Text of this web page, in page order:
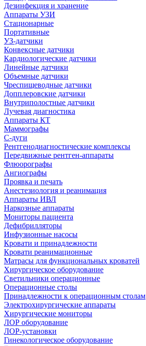
Дезинфекция и хранение
Аппараты УЗИ
Стационарные
Портативные
УЗ-датчики
Конвексные датчики
Кардиологические датчики
Линейные датчики
Объемные датчики
Чреспищеводные датчики
Допплеровские датчики
Внутриполостные датчики
Лучевая диагностика
Аппараты КТ
Маммографы
С-дуги
Рентгенодиагностические комплексы
Передвижные рентген-аппараты
Флюорографы
Ангиографы
Проявка и печать
Анестезиология и реанимация
Аппараты ИВЛ
Наркозные аппараты
Мониторы пациента
Дефибрилляторы
Инфузионные насосы
Кровати и принадлежности
Кровати реанимационные
Матрасы для функциональных кроватей
Хирургическое оборудование
Светильники операционные
Операционные столы
Принадлежности к операционным столам
Электрохирургические аппараты
Хирургические мониторы
ЛОР оборудование
ЛОР-установки
Гинекологическое оборудование